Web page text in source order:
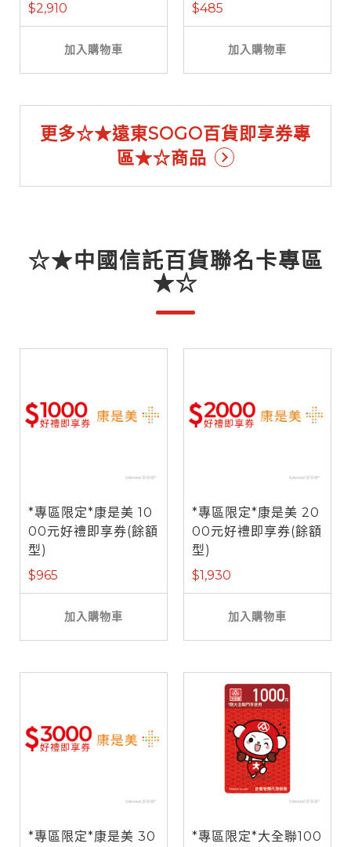
$2,910
加入購物車
$485
加入購物車
更多☆★遠東SOGO百貨即享券專
區★☆商品
☆★中國信託百貨聯名卡專區
★☆
*專區限定*康是美 10
00元好禮即享券(餘額
型)
$965
加入購物車
*專區限定*康是美 20
00元好禮即享券(餘額
型)
$1,930
加入購物車
*專區限定*康是美 30
*專區限定*大全聯100